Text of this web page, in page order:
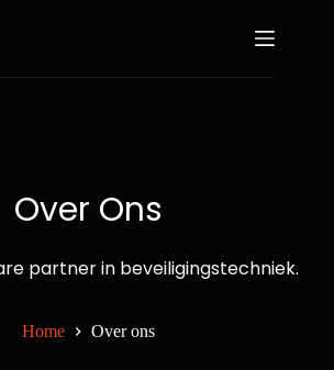
Over Ons
partner in beveiligingstechniek.
Home Over ons